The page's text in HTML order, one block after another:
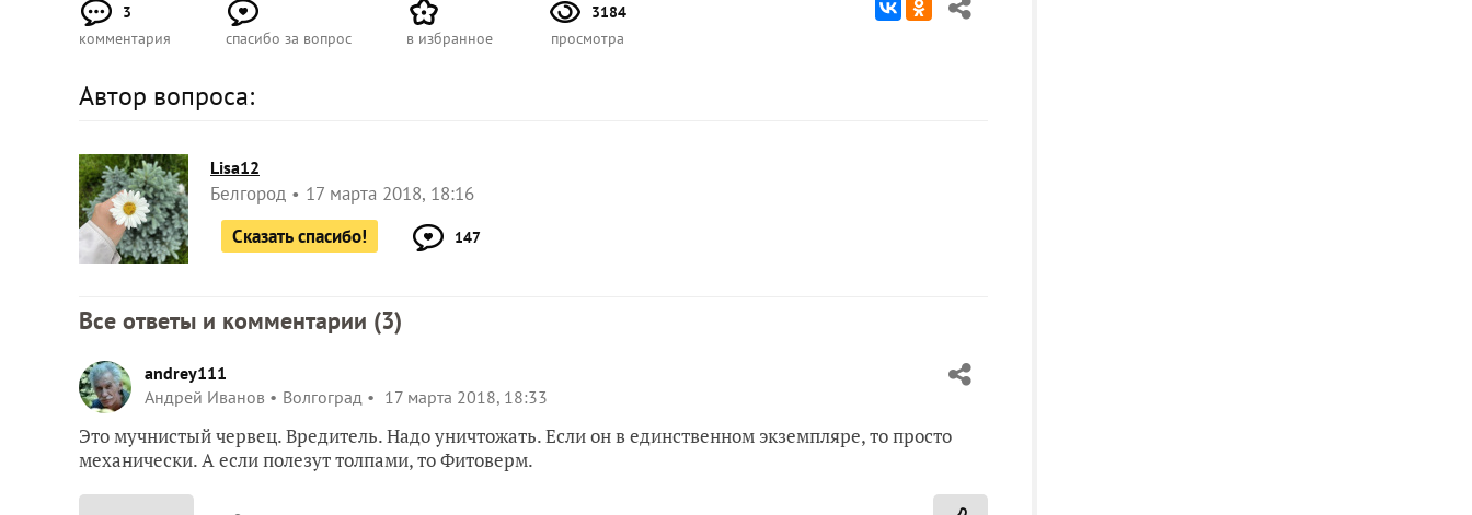
3
комментария
спасибо за вопрос в избранное
3184
просмотра
Автор вопроса:
Lisa12
Белгород
17 марта 2018, 18:16
Сказать спасибо!
147
Все ответы и комментарии (3)
andrey111
Андрей Иванов
Волгоград 17 марта 2018, 18:33
Это мучнистый червец. Вредитель. Надо уничтожать. Если он в единственном экземпляре, то просто
механически. А если полезут толпами, то Фитоверм.